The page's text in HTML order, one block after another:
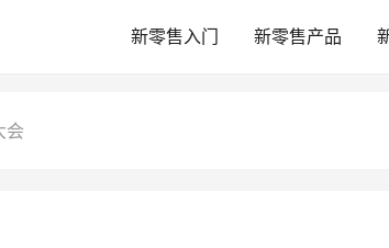
新零售入门 新零售产品
会